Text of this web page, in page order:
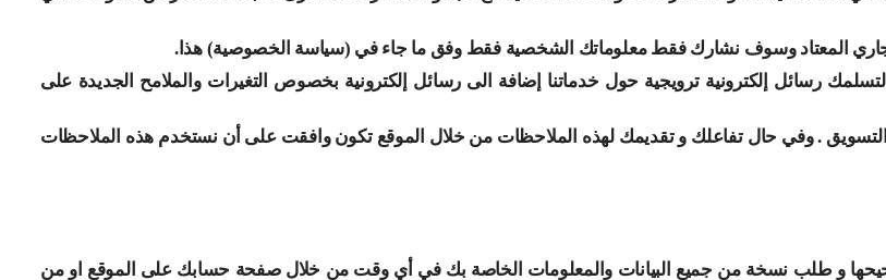
المعتاد وسوف نشارك فقط معلوماتك الشخصية فقط وفق ما جاء في (سياسة الخصوصية) هذا.
رسائل إلكترونية ترويجية حول خدماتنا إضافة الى رسائل إلكترونية بخصوص التغيرات والملامح الجديدة على
التسويق . وفي حال تفاعلك و تقديمك لهذه الملاحظاتمن خلال الموقعتكون وافقت على أن نستخدم هذه الملاحظات
و طلب نسخة من جميع البيانات والمعلومات الخاصة بك في أي وقت من خلال صفحة حسابك على الموقع او من